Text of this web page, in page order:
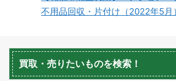
不用品回収・片付け（2022年5月）
買取・売りたいものを検索！